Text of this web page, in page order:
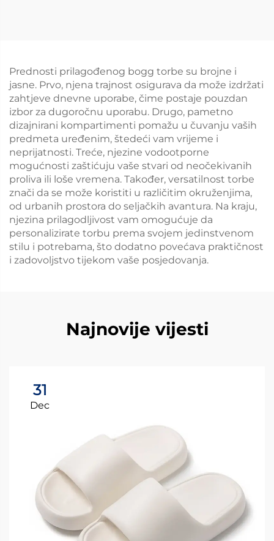
Prednosti prilagođenog bogg torbe su brojne i
jasne. Prvo, njena trajnost osigurava da može izdržati
zahtjeve dnevne uporabe, čime postaje pouzdan
izbor za dugoročnu uporabu. Drugo, pametno
dizajnirani kompartimenti pomažu u čuvanju vaših
predmeta uređenim, štedeći vam vrijeme i
neprijatnosti. Treće, njezine vodootpornе
mogućnosti zaštićuju vaše stvari od neočekivanih
proliva ili loše vremena. Također, versatilnost torbe
znači da se može koristiti u različitim okruženjima,
od urbanih prostora do seljačkih avantura. Na kraju,
njezina prilagodljivost vam omogućuje da
personalizirate torbu prema svojem jedinstvenom
stilu i potrebama, što dodatno povećava praktičnost
i zadovoljstvo tijekom vaše posjedovanja.
Najnovije vijesti
31
Dec